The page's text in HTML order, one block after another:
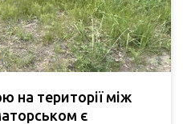
на території між
є